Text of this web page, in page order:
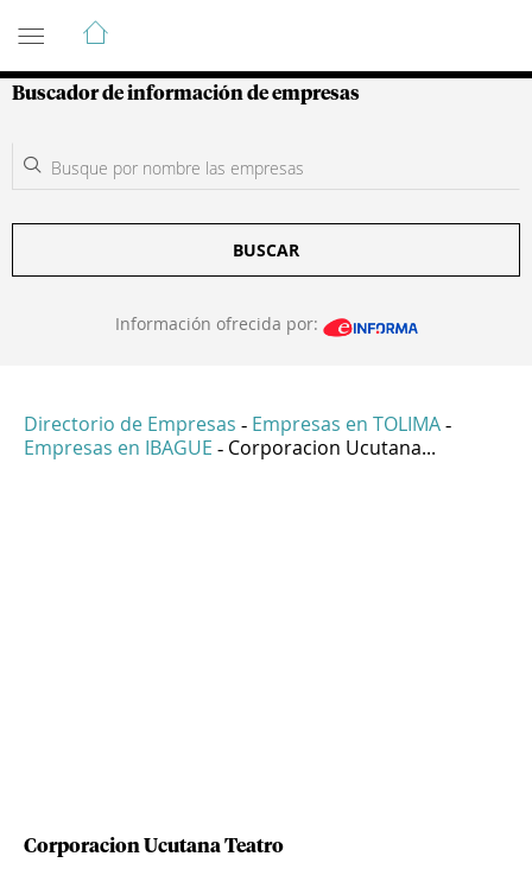
Guía de Empresas Colombianas
Buscador de información de empresas
BUSCAR
Información ofrecida por:
Directorio de Empresas - Empresas en TOLIMA -
Empresas en IBAGUE - Corporacion Ucutana...
Corporacion Ucutana Teatro